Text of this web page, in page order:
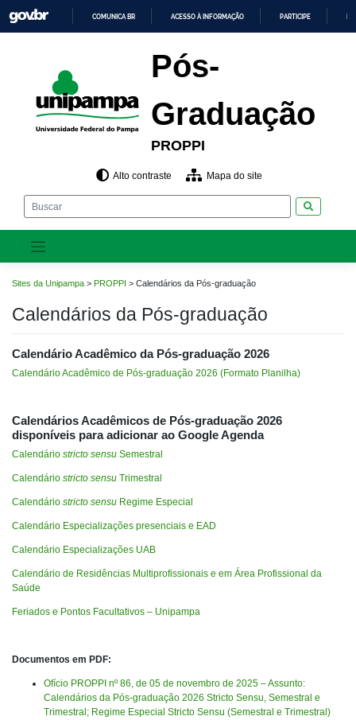
para
o
O
CONTEÚDO
COMUNICA BR ACESSO À INFORMAÇÃO PARTICIPE
Pós-
Graduação
PROPPI
Alto contraste Mapa do site
Sites da Unipampa > PROPPI > Calendários da Pós-graduação
Calendários da Pós-graduação
Calendário Acadêmico da Pós-graduação 2026
Calendário Acadêmico de Pós-graduação 2026 (Formato Planilha)
Calendários Acadêmicos de Pós-graduação 2026
disponíveis para adicionar ao Google Agenda
Calendário stricto sensu Semestral
Calendário stricto sensu Trimestral
Calendário stricto sensu Regime Especial
Calendário Especializações presenciais e EAD
Calendário Especializações UAB
Calendário de Residências Multiprofissionais e em Área Profissional da
Saúde
Feriados e Pontos Facultativos – Unipampa
Documentos em PDF:
Ofício PROPPI nº 86, de 05 de novembro de 2025 –Assunto:
Calendários da Pós-graduação 2026 Stricto Sensu, Semestral e
Trimestral; Regime Especial Stricto Sensu (Semestral e Trimestral)